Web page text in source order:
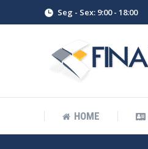
Seg - Sex: 9:00 - 18:00
HOME